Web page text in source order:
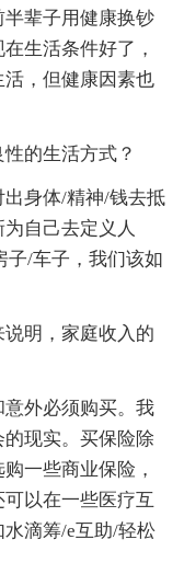
辈子用健康换钞
生活条件好了，
，但健康因素也
的生活方式？
身体/精神/钱去抵
自己去定义人
子/车子，我们该如
明，家庭收入的
外必须购买。我
现实。买保险除
一些商业保险，
以在一些医疗互
滴筹/e互助/轻松